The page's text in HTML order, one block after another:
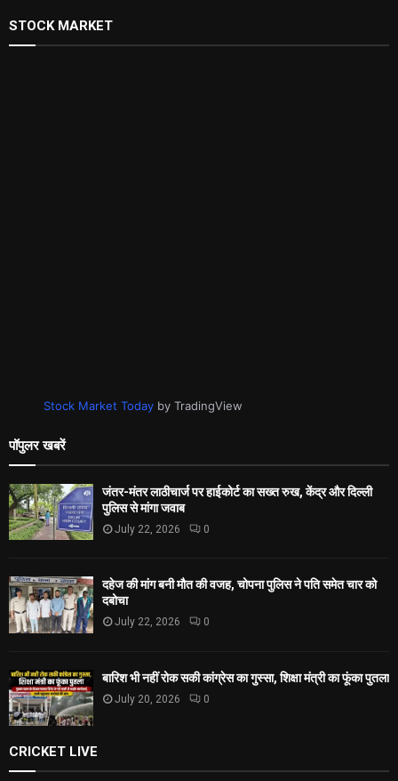
STOCK MARKET
Stock Market Today by TradingView
पॉपुलर खबरें
जंतर-मंतर लाठीचार्ज पर हाईकोर्ट का सख्त रुख, केंद्र और दिल्ली
पुलिस से मांगा जवाब
July 22, 2026 0
दहेज की मांग बनी मौत की वजह, चोपना पुलिस ने पति समेत चार को
दबोचा
July 22, 2026 0
बारिश भी नहीं रोक सकी कांग्रेस का गुस्सा, शिक्षा मंत्री का फूंका पुतला
July 20, 2026 0
CRICKET LIVE